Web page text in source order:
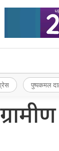
पुष्पकमल